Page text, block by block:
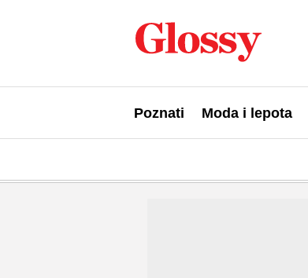
Poznati Moda i lepota